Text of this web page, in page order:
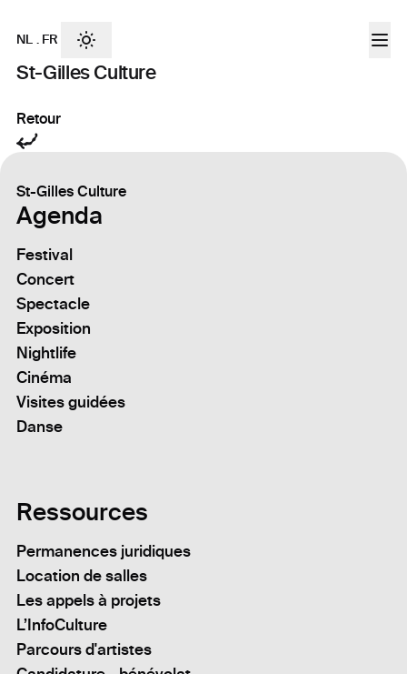
St-Gilles Culture
NL . FR
Retour
St-Gilles Culture
Agenda
Festival
Concert
Spectacle
Exposition
Nightlife
Cinéma
Visites guidées
Danse
Ressources
Permanences juridiques
Location de salles
Les appels à projets
L’InfoCulture
Parcours d'artistes